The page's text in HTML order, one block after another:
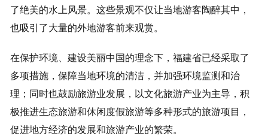
了绝美的水上风景。这些景观不仅让当地游客陶醉其中，
也吸引了大量的外地游客前来观赏。
在保护环境、建设美丽中国的理念下，福建省已经采取了
多项措施，保障当地环境的清洁，并加强环境监测和治
理；同时也鼓励旅游业发展，以文化旅游产业为主导，积
极推进生态旅游和休闲度假旅游等多种形式的旅游项目，
促进地方经济的发展和旅游产业的繁荣。